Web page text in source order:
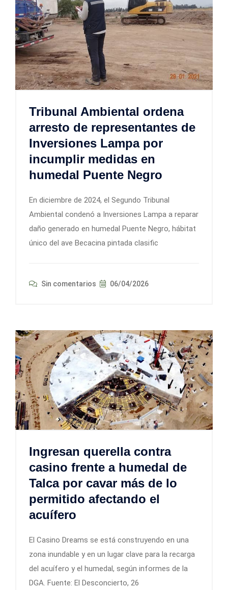
Tribunal Ambiental ordena
arresto de representantes de
Inversiones Lampa por
incumplir medidas en
humedal Puente Negro
En diciembre de 2024, el Segundo Tribunal
Ambiental condenó a Inversiones Lampa a reparar
daño generado en humedal Puente Negro, hábitat
único del ave Becacina pintada clasific
Sin comentarios 06/04/2026
Ingresan querella contra
casino frente a humedal de
Talca por cavar más de lo
permitido afectando el
acuífero
El Casino Dreams se está construyendo en una
zona inundable y en un lugar clave para la recarga
del acuífero y el humedal, según informes de la
DGA. Fuente: El Desconcierto, 26